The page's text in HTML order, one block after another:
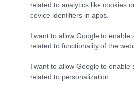
related to analytics like cookies
device identifiers in apps.
I want to allow Google to enable
related to functionality of the
I want to allow Google to enable
related to personalization.
Persze a VSR sem tud csodát
sportközvetítéseknél nem
nem is beszélve, hogy